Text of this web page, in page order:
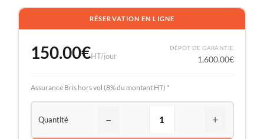
RÉSERVATION EN LIGNE
150.00€HT/jour
DÉPÔT DE GARANTIE
1,600.00€
Assurance Bris hors vol (8% du montant HT) *
− +